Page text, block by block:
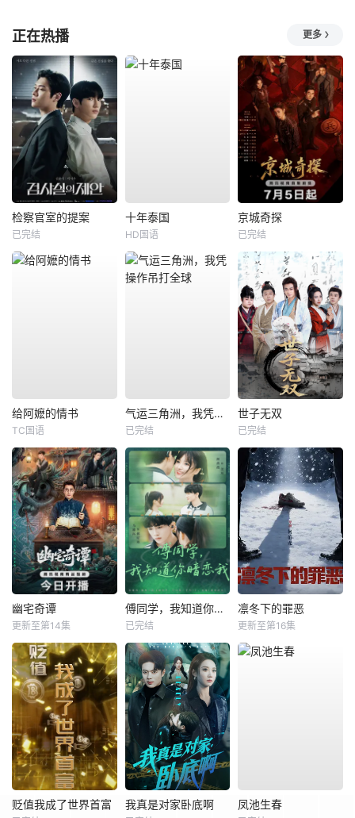
正在热播 更多
检察官室的提案
已完结
十年泰国
HD国语
京城奇探
已完结
给阿嬷的情书
TC国语
气运三角洲，我凭操作吊打全球
已完结
世子无双
已完结
幽宅奇谭
更新至第14集
傅同学，我知道你暗恋我
已完结
凛冬下的罪恶
更新至第16集
贬值我成了世界首富 我真是对家卧底啊 凤池生春